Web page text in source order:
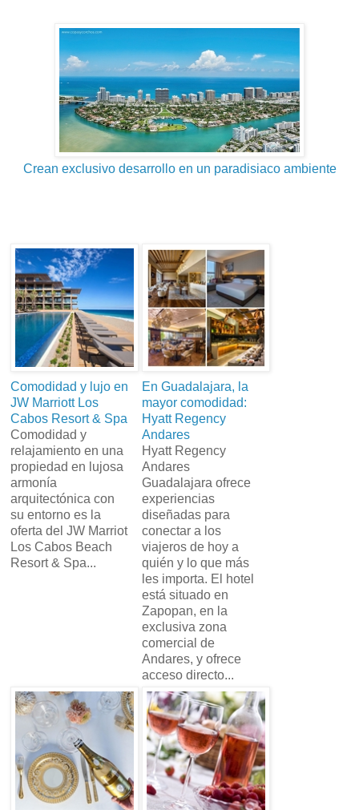
Crean exclusivo desarrollo en un paradisiaco ambiente
Comodidad y lujo en
JW Marriott Los
Cabos Resort & Spa
Comodidad y
relajamiento en una
propiedad en lujosa
armonía
arquitectónica con
su entorno es la
oferta del JW Marriot
Los Cabos Beach
Resort & Spa...
En Guadalajara, la
mayor comodidad:
Hyatt Regency
Andares
Hyatt Regency
Andares
Guadalajara ofrece
experiencias
diseñadas para
conectar a los
viajeros de hoy a
quién y lo que más
les importa. El hotel
está situado en
Zapopan, en la
exclusiva zona
comercial de
Andares, y ofrece
acceso directo...